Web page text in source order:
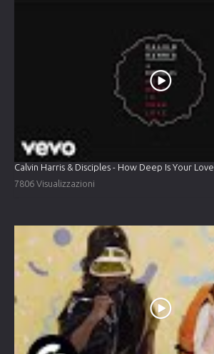
Calvin Harris & Disciples - How Deep Is Your Love
7806 Visualizzazioni